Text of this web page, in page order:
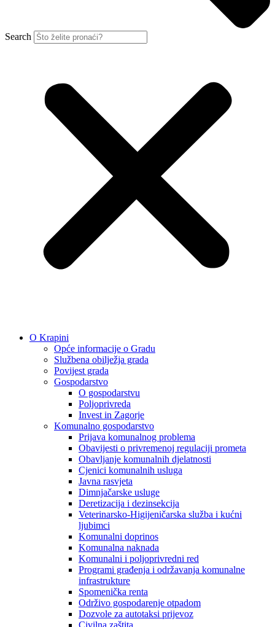
Search
O Krapini
Opće informacije o Gradu
Službena obilježja grada
Povijest grada
Gospodarstvo
O gospodarstvu
Poljoprivreda
Invest in Zagorje
Komunalno gospodarstvo
Prijava komunalnog problema
Obavijesti o privremenoj regulaciji prometa
Obavljanje komunalnih djelatnosti
Cjenici komunalnih usluga
Javna rasvjeta
Dimnjačarske usluge
Deretizacija i dezinsekcija
Veterinarsko-Higijeničarska služba i kućni
ljubimci
Komunalni doprinos
Komunalna naknada
Komunalni i poljoprivredni red
Programi građenja i održavanja komunalne
infrastrukture
Spomenička renta
Održivo gospodarenje otpadom
Dozvole za autotaksi prijevoz
Civilna zaštita